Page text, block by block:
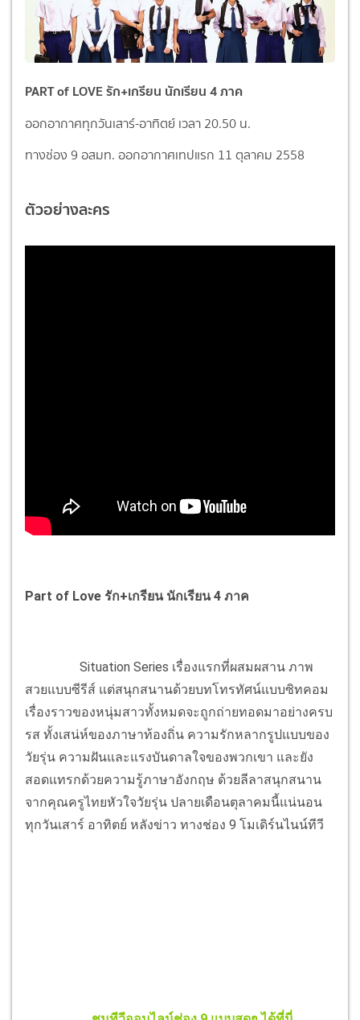
PART of LOVE รัก+เกรียน นักเรียน 4 ภาค
ออกอากาศทุกวันเสาร์-อาทิตย์ เวลา 20.50 น.
ทางช่อง 9 อสมท. ออกอากาศเทปแรก 11 ตุลาคม 2558
ตัวอย่างละคร
Part of Love รัก+เกรียน นักเรียน 4 ภาค
Situation Series เรื่องแรกที่ผสมผสาน ภาพ
สวยแบบซีรีส์ แต่สนุกสนานด้วยบทโทรทัศน์แบบซิทคอม
เรื่องราวของหนุ่มสาวทั้งหมดจะถูกถ่ายทอดมาอย่างครบ
รส ทั้งเสน่ห์ของภาษาท้องถิ่น ความรักหลากรูปแบบของ
วัยรุ่น ความฝันและแรงบันดาลใจของพวกเขา และยัง
สอดแทรกด้วยความรู้ภาษาอังกฤษ ด้วยลีลาสนุกสนาน
จากคุณครูไทยหัวใจวัยรุ่น ปลายเดือนตุลาคมนี้แน่นอน
ทุกวันเสาร์ อาทิตย์ หลังข่าว ทางช่อง 9 โมเดิร์นไนน์ทีวี